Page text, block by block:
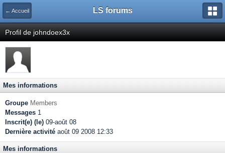
← Accueil LS forums
Profil de johndoex3x
Mes informations
Groupe Members
Messages 1
Inscrit(e) (le) 09-août 08
Dernière activité août 09 2008 12:33
Mes informations